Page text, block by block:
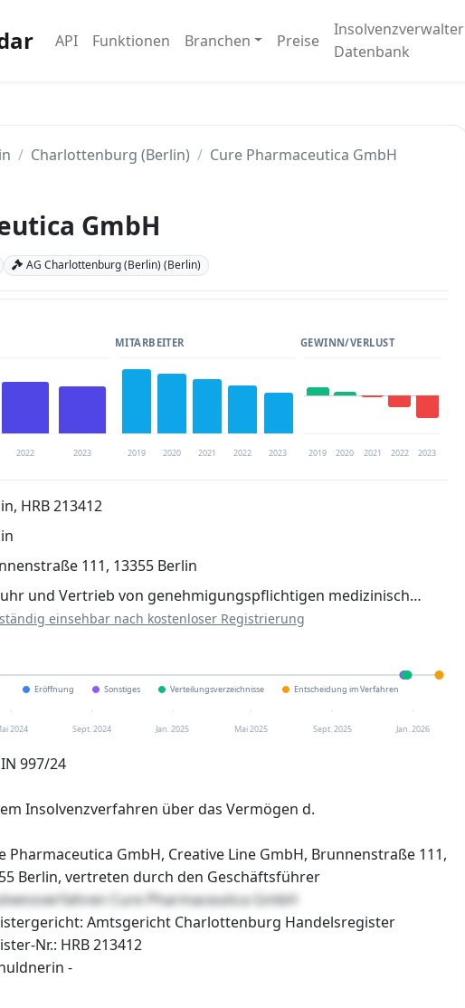
API Funktionen Branchen Preise
Insolvenzverwalter
Datenbank
Charlottenburg (Berlin) Cure Pharmaceutica GmbH
GmbH
AG Charlottenburg (Berlin) (Berlin)
2022 2023
MITARBEITER
2019 2020 2021 2022 2023
GEWINN/VERLUST
2019 2020 2021 2022 2023
Registrierung verfügbar
registrieren
HRB 213412
111, 13355 Berlin
und Vertrieb von genehmigungspflichtigen medizinisch…
einsehbar nach kostenloser Registrierung
Eröffnung Sonstiges Verteilungsverzeichnisse Entscheidung im Verfahren
2024 Sept. 2024 Jan. 2025 Mai 2025 Sept. 2025 Jan. 2026
997/24
Insolvenzverfahren über das Vermögen d.
Pharmaceutica GmbH, Creative Line GmbH, Brunnenstraße 111,
Berlin, vertreten durch den Geschäftsführer
Cure Pharmaceutica GmbH
Amtsgericht Charlottenburg Handelsregister
Nr.: HRB 213412
-